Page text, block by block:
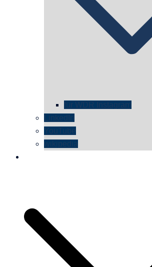
für WDR Instagram
LinkedIn
YouTube
wikipedia